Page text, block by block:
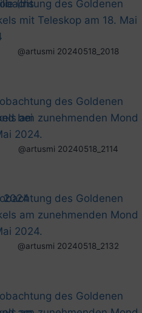
@artusmi 20240518_2018
@artusmi 20240518_2114
@artusmi 20240518_2132